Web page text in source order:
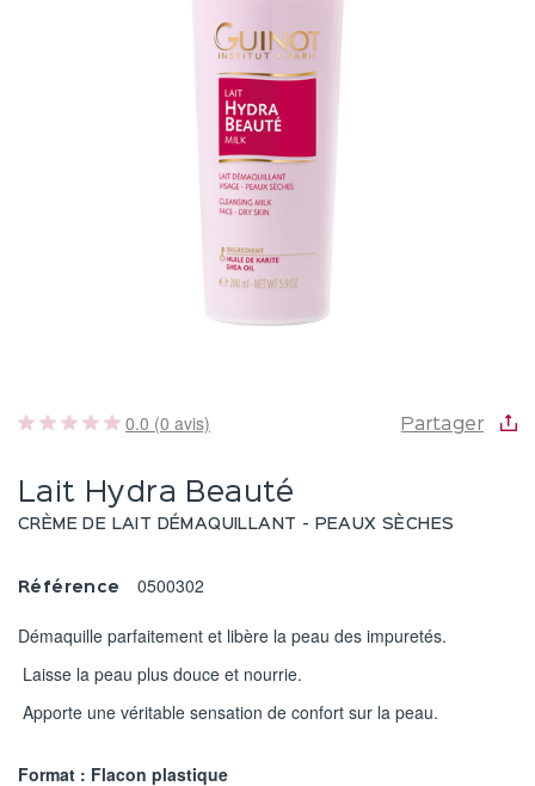
0.0 (0 avis) Partager
Lait Hydra Beauté
CRÈME DE LAIT DÉMAQUILLANT - PEAUX SÈCHES
Référence 0500302
Démaquille parfaitement et libère la peau des impuretés.
Laisse la peau plus douce et nourrie.
Apporte une véritable sensation de confort sur la peau.
Format : Flacon plastique